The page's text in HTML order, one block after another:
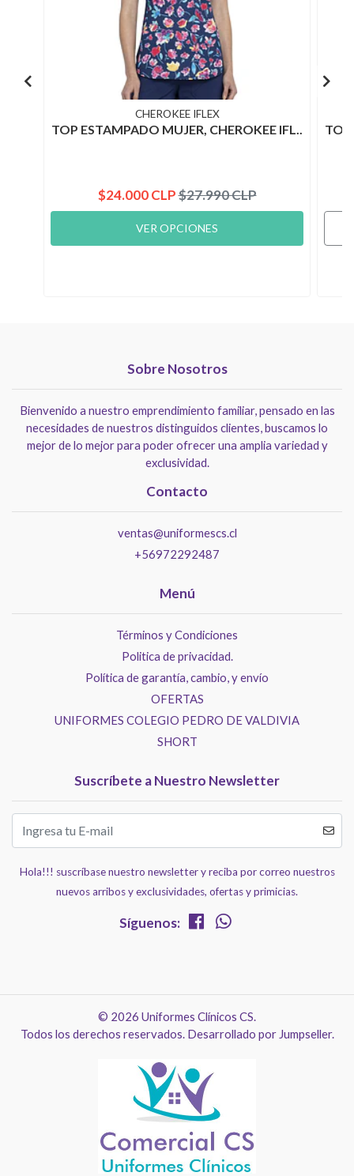
CHEROKEE IFLEX
TOP ESTAMPADO MUJER, CHEROKEE IFL..
$24.000 CLP$27.990 CLP
VER OPCIONES
TOP
Sobre Nosotros
Bienvenido a nuestro emprendimiento familiar, pensado en las
necesidades de nuestros distinguidos clientes, buscamos lo
mejor de lo mejor para poder ofrecer una amplia variedad y
exclusividad.
Contacto
ventas@uniformescs.cl
+56972292487
Menú
Términos y Condiciones
Politica de privacidad.
Política de garantía, cambio, y envío
OFERTAS
UNIFORMES COLEGIO PEDRO DE VALDIVIA
SHORT
Suscríbete a Nuestro Newsletter
Hola!!! suscríbase nuestro newsletter y reciba por correo nuestros
nuevos arribos y exclusividades, ofertas y primicias.
Síguenos:
© 2026 Uniformes Clínicos CS.
Todos los derechos reservados. Desarrollado por Jumpseller.